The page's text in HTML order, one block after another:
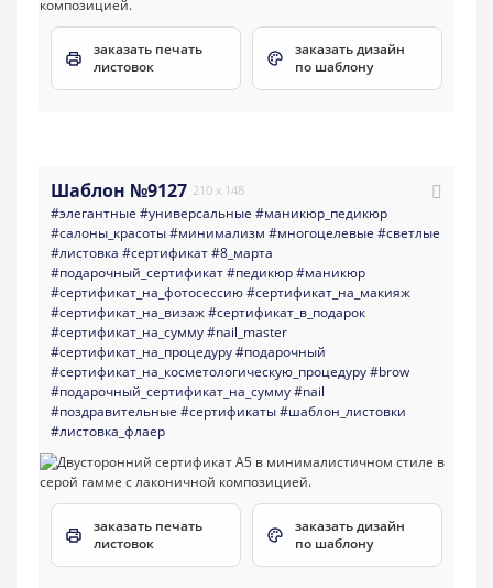
заказать печать
листовок
заказать дизайн
по шаблону
Шаблон №9127 210 x 148
#элегантные #универсальные #маникюр_педикюр
#салоны_красоты#минимализм #многоцелевые #светлые
#листовка #сертификат#8_марта
#подарочный_сертификат#педикюр#маникюр
#сертификат_на_фотосессию#сертификат_на_макияж
#сертификат_на_визаж#сертификат_в_подарок
#сертификат_на_сумму#nail_master
#сертификат_на_процедуру#подарочный
#сертификат_на_косметологическую_процедуру#brow
#подарочный_сертификат_на_сумму#nail
#поздравительные #сертификаты#шаблон_листовки
#листовка_флаер
заказать печать
листовок
заказать дизайн
по шаблону